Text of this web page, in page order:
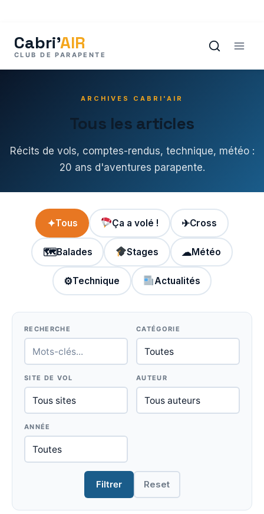
contenu
ARCHIVES CABRI'AIR
Tous les articles
Récits de vols, comptes-rendus, technique, météo :
20 ans d'aventures parapente.
✦Tous Ça a volé ! ✈Cross
🗺Balades Stages ☁Météo
⚙Technique Actualités
RECHERCHE CATÉGORIE
SITE DE VOL AUTEUR
ANNÉE
Filtrer Reset